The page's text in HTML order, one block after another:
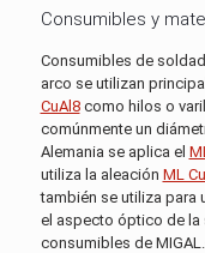
Consumibles y
Consumibles de
arco se utilizan
CuAl8como hilos o
comúnmente un
Alemania se aplica el
utiliza la aleación ML
también se utiliza para
el aspecto óptico de la
consumibles de